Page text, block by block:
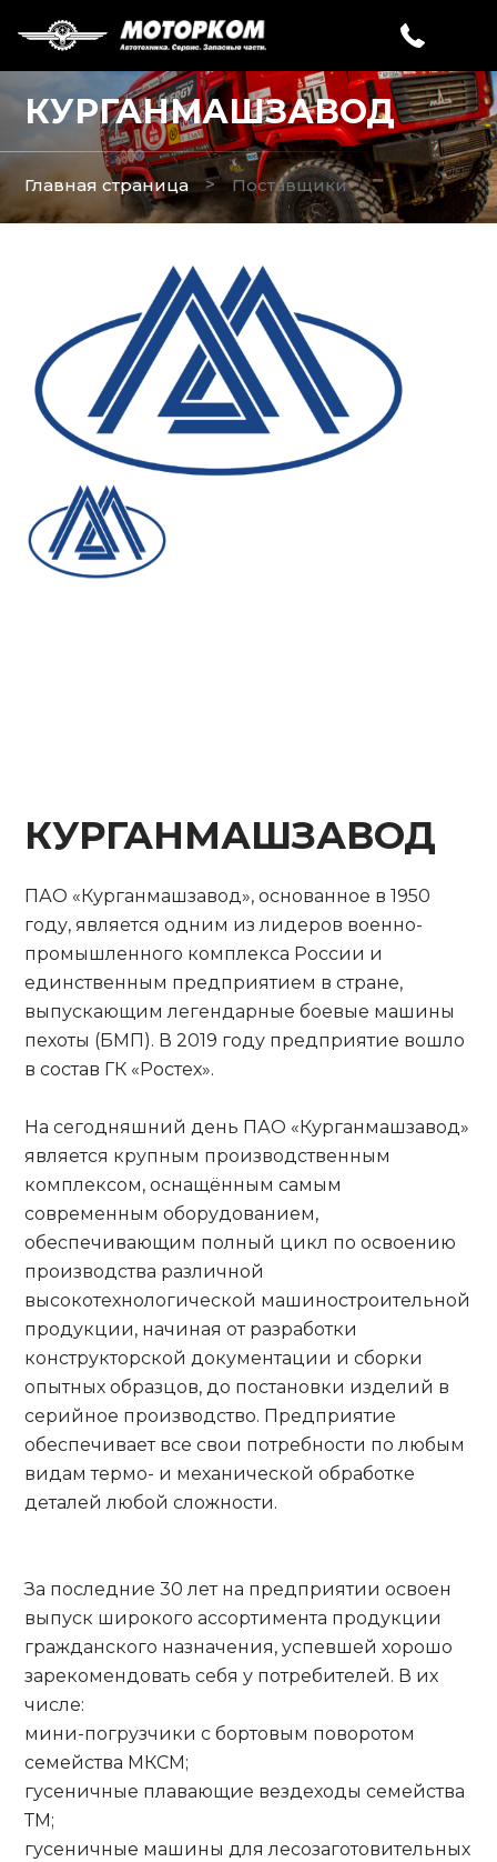
КУРГАНМАШЗАВОД
Главная страница > Поставщики
КУРГАНМАШЗАВОД
ПАО «Курганмашзавод», основанное в 1950
году, является одним из лидеров военно-
промышленного комплекса России и
единственным предприятием в стране,
выпускающим легендарные боевые машины
пехоты (БМП). В 2019 году предприятие вошло
в состав ГК «Ростех».
На сегодняшний день ПАО «Курганмашзавод»
является крупным производственным
комплексом, оснащённым самым
современным оборудованием,
обеспечивающим полный цикл по освоению
производства различной
высокотехнологической машиностроительной
продукции, начиная от разработки
конструкторской документации и сборки
опытных образцов, до постановки изделий в
серийное производство. Предприятие
обеспечивает все свои потребности по любым
видам термо- и механической обработке
деталей любой сложности.
За последние 30 лет на предприятии освоен
выпуск широкого ассортимента продукции
гражданского назначения, успевшей хорошо
зарекомендовать себя у потребителей. В их
числе:
мини-погрузчики с бортовым поворотом
семейства МКСМ;
гусеничные плавающие вездеходы семейства
ТМ;
гусеничные машины для лесозаготовительных